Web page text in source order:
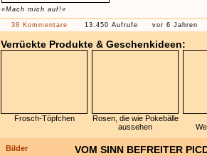
«Mach mich auf!»
38 Kommentare 13.450 Aufrufe vor 6 Jahren
Verrückte Produkte & Geschenkideen:
Frosch-Töpfchen
Rosen, die wie Pokebälle
aussehen
Bilder VOM SINN BEFREITER